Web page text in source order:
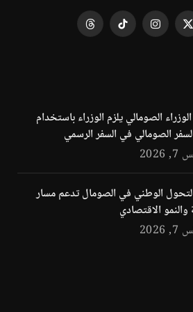
X
الانستغرامتيكتوك Threads
الصومالي يلزم الوزراء باستخدام
الصومالي في السفر الرسمي
الوطني في الصومال تدعم مسار
والنمو الاقتصادي